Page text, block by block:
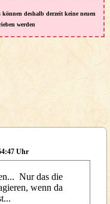
können deshalb derzeit keine neuen
werden
Uhr
Nur das die
wenn da